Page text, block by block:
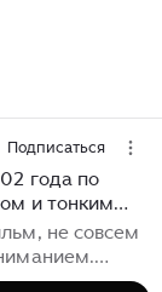
Подписаться
года по
и тонким
не совсем
и